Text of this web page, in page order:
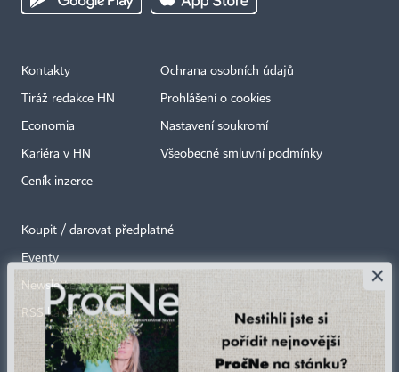
Kontakty
Tiráž redakce HN
Economia
Kariéra v HN
Ceník inzerce
Ochrana osobních údajů
Prohlášení o cookies
Nastavení soukromí
Všeobecné smluvní podmínky
Koupit / darovat předplatné
Eventy
Newslettery
RSS kanály
×